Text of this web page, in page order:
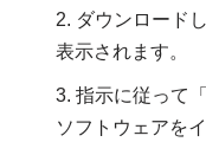
2. ダウンロード
表示されます。
3. 指示に従って
ソフトウェアを